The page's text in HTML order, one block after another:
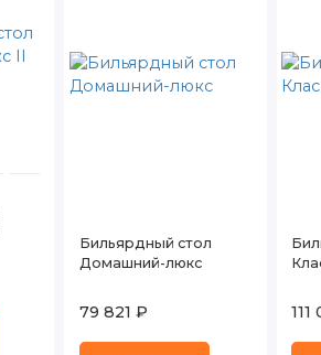
Бильярдный стол
Домашний-люкс
79 821 ₽